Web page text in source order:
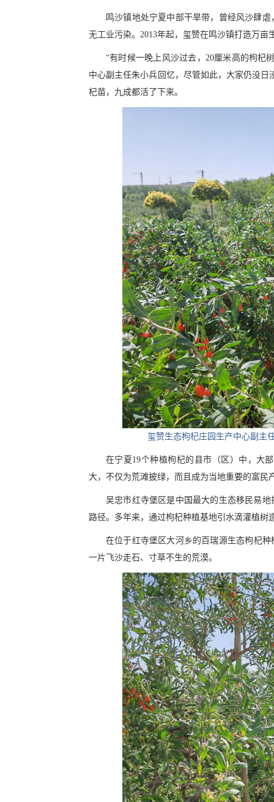
鸣沙镇地处宁夏中部干旱带，曾经风沙肆
无工业污染。2013年起，玺赞在鸣沙镇打造万
“有时候一晚上风沙过去，20厘米高的枸杞
中心副主任朱小兵回忆，尽管如此，大家仍没
杞苗，九成都活了下来。
玺赞生态枸杞庄园生产中心副主
在宁夏19个种植枸杞的县市（区）中，大
大，不仅为荒滩披绿，而且成为当地重要的富民
吴忠市红寺堡区是中国最大的生态移民易
路径。多年来，通过枸杞种植基地引水滴灌植树
在位于红寺堡区大河乡的百瑞源生态枸杞
一片飞沙走石、寸草不生的荒漠。